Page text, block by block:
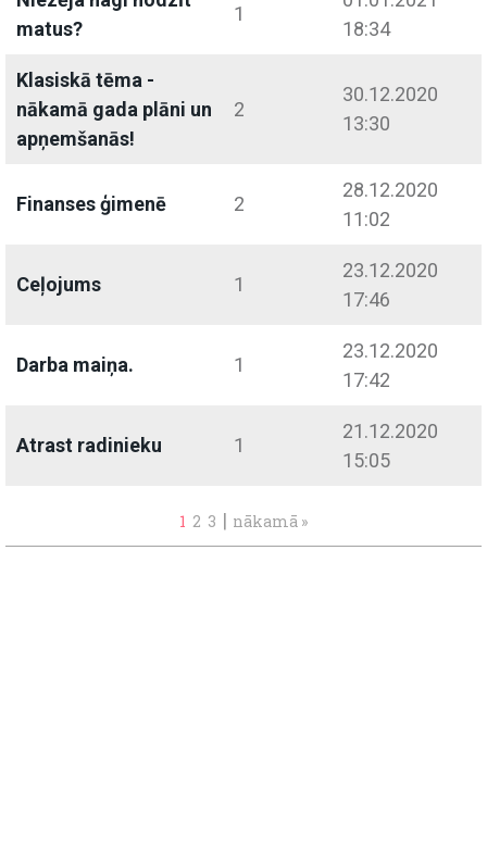
matus?
1
18:34
Klasiskā tēma -
nākamā gada plāni un
apņemšanās!
2
30.12.2020
13:30
Finanses ģimenē 2
28.12.2020
11:02
Ceļojums 1
23.12.2020
17:46
Darba maiņa. 1
23.12.2020
17:42
Atrast radinieku 1
21.12.2020
15:05
1 2 3 | nākamā »